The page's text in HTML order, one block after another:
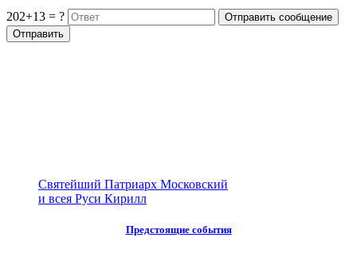
202+13 = ?
Святейший Патриарх Московский
и всея Руси Кирилл
Предстоящие события